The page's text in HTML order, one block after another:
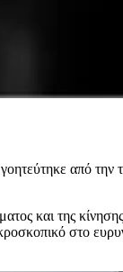
από
και της
στο